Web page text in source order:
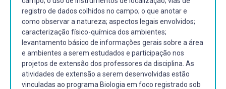
registro de dados colhidos no campo; o que anotar e
como observar a natureza; aspectos legais envolvidos;
caracterização físico-química dos ambientes;
levantamento básico de informações gerais sobre a área
e ambientes a serem estudados e participação nos
projetos de extensão dos professores da disciplina. As
atividades de extensão a serem desenvolvidas estão
vinculadas ao programa Biologia em foco registrado sob